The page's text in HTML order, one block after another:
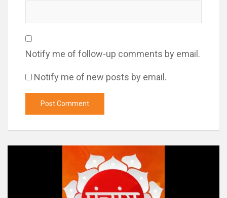
Notify me of follow-up comments by email.
Notify me of new posts by email.